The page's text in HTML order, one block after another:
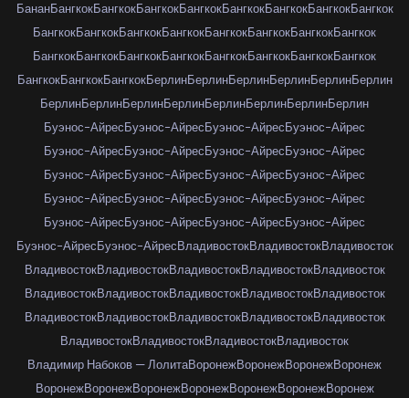
БананБангкокБангкокБангкокБангкокБангкокБангкокБангкокБангкок
БангкокБангкокБангкокБангкокБангкокБангкокБангкокБангкок
БангкокБангкокБангкокБангкокБангкокБангкокБангкокБангкок
БангкокБангкокБангкокБерлинБерлинБерлинБерлинБерлинБерлин
БерлинБерлинБерлинБерлинБерлинБерлинБерлинБерлин
Буэнос-АйресБуэнос-АйресБуэнос-АйресБуэнос-Айрес
Буэнос-АйресБуэнос-АйресБуэнос-АйресБуэнос-Айрес
Буэнос-АйресБуэнос-АйресБуэнос-АйресБуэнос-Айрес
Буэнос-АйресБуэнос-АйресБуэнос-АйресБуэнос-Айрес
Буэнос-АйресБуэнос-АйресБуэнос-АйресБуэнос-Айрес
Буэнос-АйресБуэнос-АйресВладивостокВладивостокВладивосток
ВладивостокВладивостокВладивостокВладивостокВладивосток
ВладивостокВладивостокВладивостокВладивостокВладивосток
ВладивостокВладивостокВладивостокВладивостокВладивосток
ВладивостокВладивостокВладивостокВладивосток
Владимир Набоков — ЛолитаВоронежВоронежВоронежВоронеж
ВоронежВоронежВоронежВоронежВоронежВоронежВоронеж